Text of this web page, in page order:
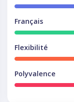
Français
Flexibilité
Polyvalence